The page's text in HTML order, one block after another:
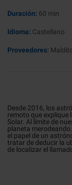
Duración: 60 min
Idioma: Castellano
Proveedores:
Desde 2016, los
remoto que explique
Solar. Al límite de
planeta
el papel de un
tratar de deducir la
de localizar el